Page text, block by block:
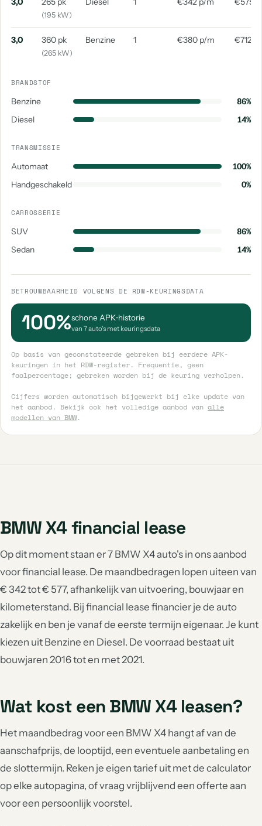
(195 kW)
3,0 360 pk
(265 kW)
Benzine 1 €380 p/m €712
BRANDSTOF
Benzine
86%
Diesel
14%
TRANSMISSIE
Automaat
100%
Handgeschakeld
0%
CARROSSERIE
SUV
86%
Sedan
14%
BETROUWBAARHEID VOLGENS DE RDW-KEURINGSDATA
100%schone APK‑historie
van 7 auto's met keuringsdata
Op basis van geconstateerde gebreken bij eerdere APK-
keuringen in het RDW-register. Frequentie, geen
faalpercentage; gebreken worden bij de keuring verholpen.
Cijfers worden automatisch bijgewerkt bij elke update van
het aanbod. Bekijk ook het volledige aanbod van alle
modellen van BMW.
BMW X4 financial lease
Op dit moment staan er 7 BMW X4 auto's in ons aanbod
voor financial lease. De maandbedragen lopen uiteen van
€ 342 tot € 577, afhankelijk van uitvoering, bouwjaar en
kilometerstand. Bij financial lease financier je de auto
zakelijk en ben je vanaf de eerste termijn eigenaar. Je kunt
kiezen uit Benzine en Diesel. De voorraad bestaat uit
bouwjaren 2016 tot en met 2021.
Wat kost een BMW X4 leasen?
Het maandbedrag voor een BMW X4 hangt af van de
aanschafprijs, de looptijd, een eventuele aanbetaling en
de slottermijn. Reken je eigen tarief uit met de calculator
op elke autopagina, of vraag vrijblijvend een offerte aan
voor een persoonlijk voorstel.